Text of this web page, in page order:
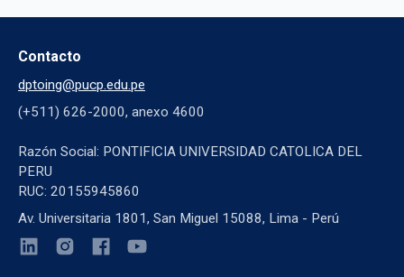
Contacto
dptoing@pucp.edu.pe
(+511) 626-2000, anexo 4600
Razón Social: PONTIFICIA UNIVERSIDAD CATOLICA DEL
PERU
RUC: 20155945860
Av. Universitaria 1801, San Miguel 15088, Lima - Perú